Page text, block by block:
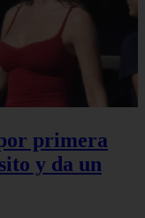
primera
y da un